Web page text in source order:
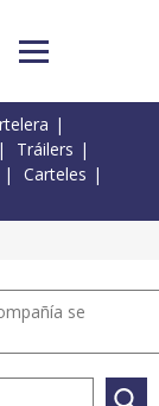
Tráilers
Carteles
se